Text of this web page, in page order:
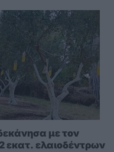
με τον
εκατ. ελαιοδέντρων